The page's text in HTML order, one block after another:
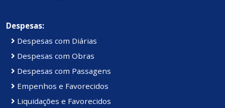
Despesas:
Despesas com Diárias
Despesas com Obras
Despesas com Passagens
Empenhos e Favorecidos
Liquidações e Favorecidos